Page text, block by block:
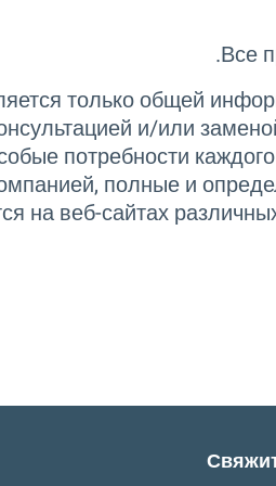
Все
только общей
и/или
потребности
полные и
на веб-сайтах